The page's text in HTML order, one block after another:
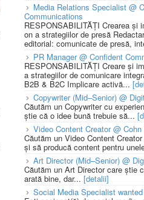
Media Relations Specialist @
Communications
RESPONSABILITĂȚI Crearea și
on a strategiilor de presă
editorial: comunicate de presă,
PR Manager @ Confident
RESPONSABILITĂȚI Creare și
a strategiilor de comunicare
B2B & B2C Implicare activă...
Copywriter (Mid–Senior) @
Căutăm un Copywriter cu
știe că o idee bună trebuie să...
Video Content Creator @
Căutăm un Video Content
și să producă content pentru
Art Director (Mid–Senior) @
Căutăm un Art Director care știe
arată bine, dar... [detalii]
Social Media Specialist